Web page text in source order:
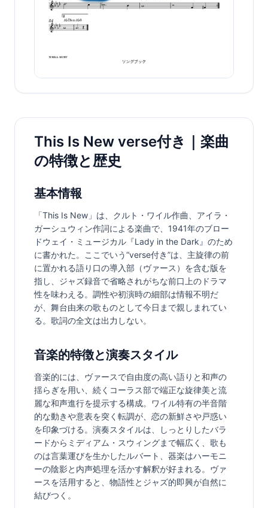
This Is New verse付き｜楽曲
の特徴と歴史
基本情報
「This Is New」は、クルト・ワイル作曲、アイラ・
ガーシュウィン作詞による楽曲で、1941年のブロー
ドウェイ・ミュージカル『Lady in the Dark』のため
に書かれた。ここでいう“verse付き”は、主旋律の前
に置かれる語り口の導入部（ヴァース）を含む版を
指し、ジャズ録音で省略されがちな前口上のドラマ
性を味わえる。調性や初演時の細部は情報不明だ
が、舞台由来の歌ものとして今日まで親しまれてい
る。歌詞の全文は出力しない。
音楽的特徴と演奏スタイル
音楽的には、ヴァースで自由度の高い語りと和声の
揺らぎを用い、続くコーラス部で端正な旋律美と流
麗な和声進行を提示する構成。ワイル特有の半音階
的な動きや意表を突く転調が、恋の新鮮さや戸惑い
を印象づける。演奏スタイルは、しっとりしたバラ
ードからミディアム・スウィングまで幅広く、歌も
のは言葉運びを生かしたルバート、器楽はハーモニ
ーの陰影と内声処理を活かす解釈が好まれる。ヴァ
ースを活用すると、物語性とジャズ的即興が自然に
結びつく。